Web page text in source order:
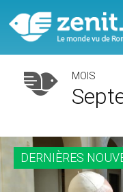
MOIS
DERNIÈRES